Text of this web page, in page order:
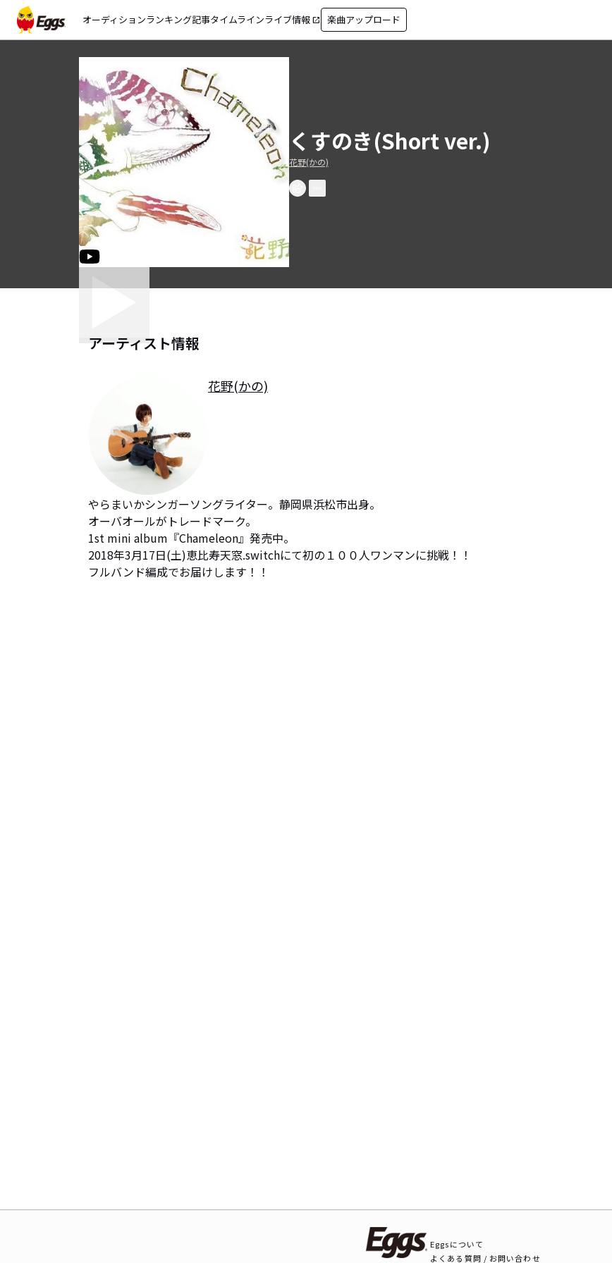
オーディションランキング記事タイムラインライブ情報 open_in_new 楽曲アップロード
くすのき(Short ver.)
花野(かの)
アーティスト情報
花野(かの)
やらまいかシンガーソングライター。静岡県浜松市出身。
オーバオールがトレードマーク。
1st mini album『Chameleon』発売中。
2018年3月17日(土)恵比寿天窓.switchにて初の１００人ワンマンに挑戦！！
フルバンド編成でお届けします！！
Eggsについて
よくある質問 / お問い合わせ